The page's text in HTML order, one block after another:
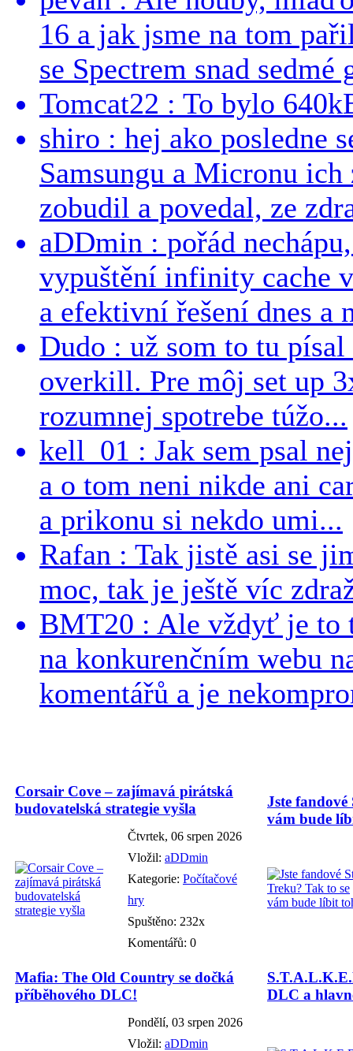
16 a jak jsme na tom
se Spectrem snad sedmé
Tomcat22 : To bylo
shiro : hej ako posledne
Samsungu a Micronu
zobudil a povedal, ze
aDDmin : pořád
vypuštění infinity cache
a efektivní řešení dnes a
Dudo : už som to tu
overkill. Pre môj set up
rozumnej spotrebe túžo...
kell_01 : Jak sem psal
a o tom neni nikde ani
a prikonu si nekdo umi...
Rafan : Tak jistě asi se
moc, tak je ještě víc
BMT20 : Ale vždyť je to
na konkurenčním webu
komentářů a je
Corsair Cove – zajímavá pirátská
budovatelská strategie vyšla
Čtvrtek, 06 srpen 2026
Vložil: aDDmin
Kategorie: Počítačové
hry
Spuštěno: 232x
Komentářů: 0
Jste
vám bude
Mafia: The Old Country se dočká
příběhového DLC!
Pondělí, 03 srpen 2026
Vložil: aDDmin
DLC a